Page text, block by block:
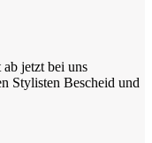
jetzt bei uns
Stylisten Bescheid und